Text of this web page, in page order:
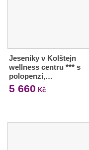
Jeseníky v Kolštejn
wellness centru *** s
polopenzí,…
5 660 Kč